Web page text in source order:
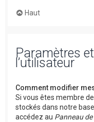
Haut
Paramètres
l’utilisateur
Comment modifier
Si vous êtes membre
stockés dans notre
accédez au Panneau